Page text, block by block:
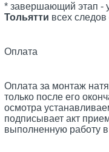
* завершающий этап -
Тольятти всех
Оплата
Оплата за монтаж
только после его
осмотра
подписывает акт
выполненную работу